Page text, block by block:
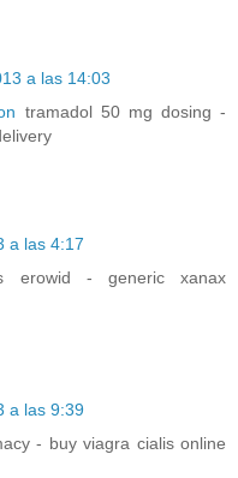
a las 14:03
tramadol 50 mg dosing -
a las 4:17
erowid - generic xanax
a las 9:39
- buy viagra cialis online